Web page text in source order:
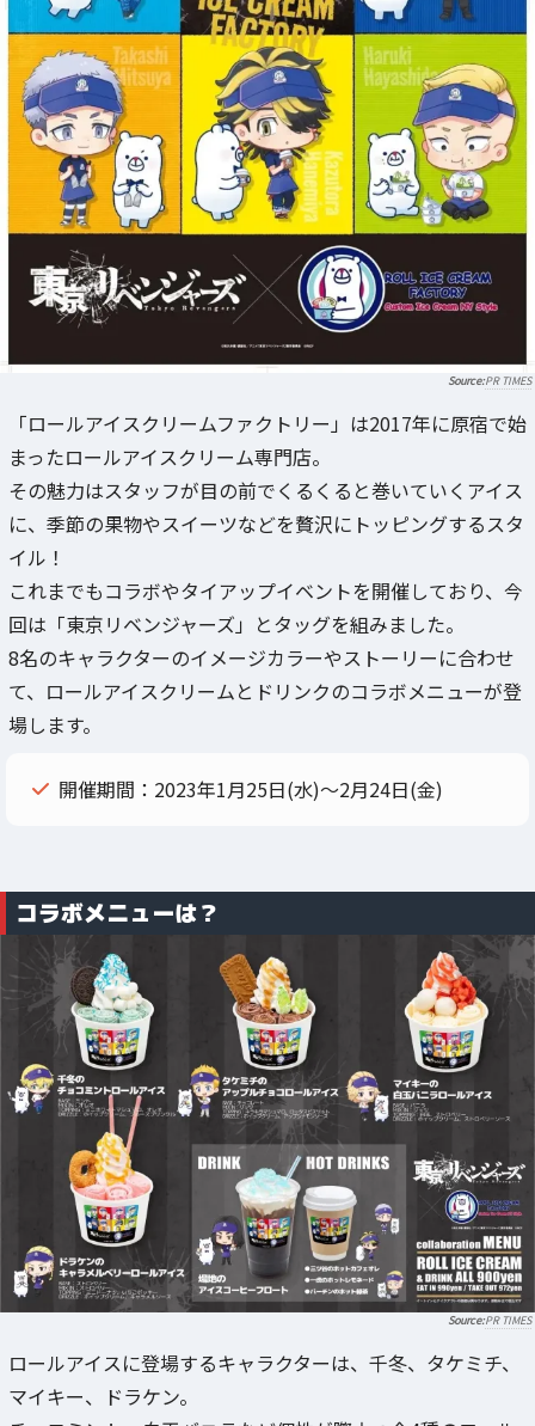
PR TIMES
「ロールアイスクリームファクトリー」は2017年に原宿で始
まったロールアイスクリーム専門店。
その魅力はスタッフが目の前でくるくると巻いていくアイス
に、季節の果物やスイーツなどを贅沢にトッピングするスタ
イル！
これまでもコラボやタイアップイベントを開催しており、今
回は「東京リベンジャーズ」とタッグを組みました。
8名のキャラクターのイメージカラーやストーリーに合わせ
て、ロールアイスクリームとドリンクのコラボメニューが登
場します。
開催期間：2023年1月25日(水)～2月24日(金)
コラボメニューは？
PR TIMES
ロールアイスに登場するキャラクターは、千冬、タケミチ、
マイキー、ドラケン。